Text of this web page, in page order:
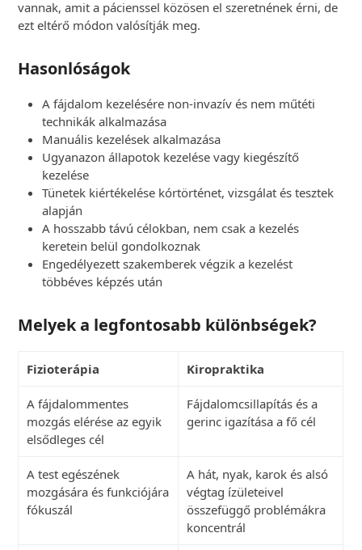
vannak, amit a pácienssel közösen el szeretnének érni, de
ezt eltérő módon valósítják meg.
Hasonlóságok
A fájdalom kezelésére non-invazív és nem műtéti
technikák alkalmazása
Manuális kezelések alkalmazása
Ugyanazon állapotok kezelése vagy kiegészítő
kezelése
Tünetek kiértékelése kórtörténet, vizsgálat és tesztek
alapján
A hosszabb távú célokban, nem csak a kezelés
keretein belül gondolkoznak
Engedélyezett szakemberek végzik a kezelést
többéves képzés után
Melyek a legfontosabb különbségek?
Fizioterápia Kiropraktika
A fájdalommentes
mozgás elérése az egyik
elsődleges cél
Fájdalomcsillapítás és a
gerinc igazítása a fő cél
A test egészének
mozgására és funkciójára
fókuszál
A hát, nyak, karok és alsó
végtag ízületeivel
összefüggő problémákra
koncentrál